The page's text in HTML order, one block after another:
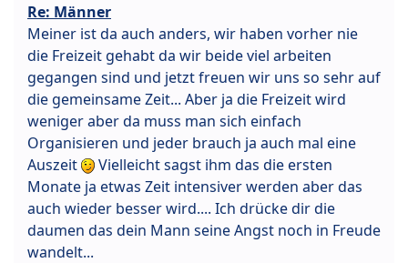
Re: Männer
Meiner ist da auch anders, wir haben vorher nie
die Freizeit gehabt da wir beide viel arbeiten
gegangen sind und jetzt freuen wir uns so sehr auf
die gemeinsame Zeit... Aber ja die Freizeit wird
weniger aber da muss man sich einfach
Organisieren und jeder brauch ja auch mal eine
Auszeit
Vielleicht sagst ihm das die ersten
Monate ja etwas Zeit intensiver werden aber das
auch wieder besser wird.... Ich drücke dir die
daumen das dein Mann seine Angst noch in Freude
wandelt...